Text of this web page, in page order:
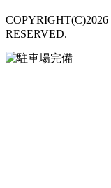
RESERVED.